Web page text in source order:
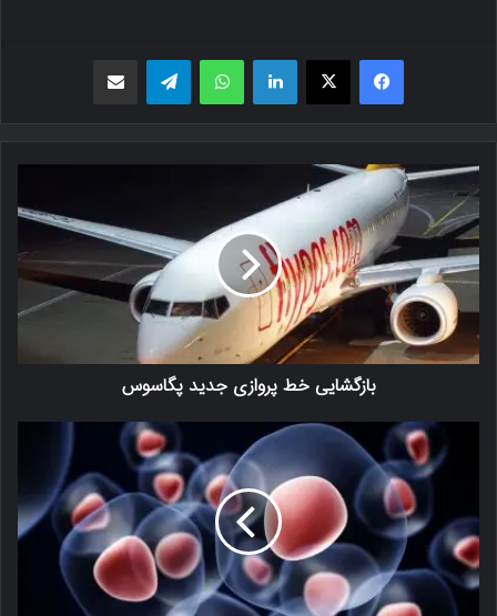
فیسبوک X لینکدین واتس اپ
بازگشایی خط پروازی جدید پگاسوس